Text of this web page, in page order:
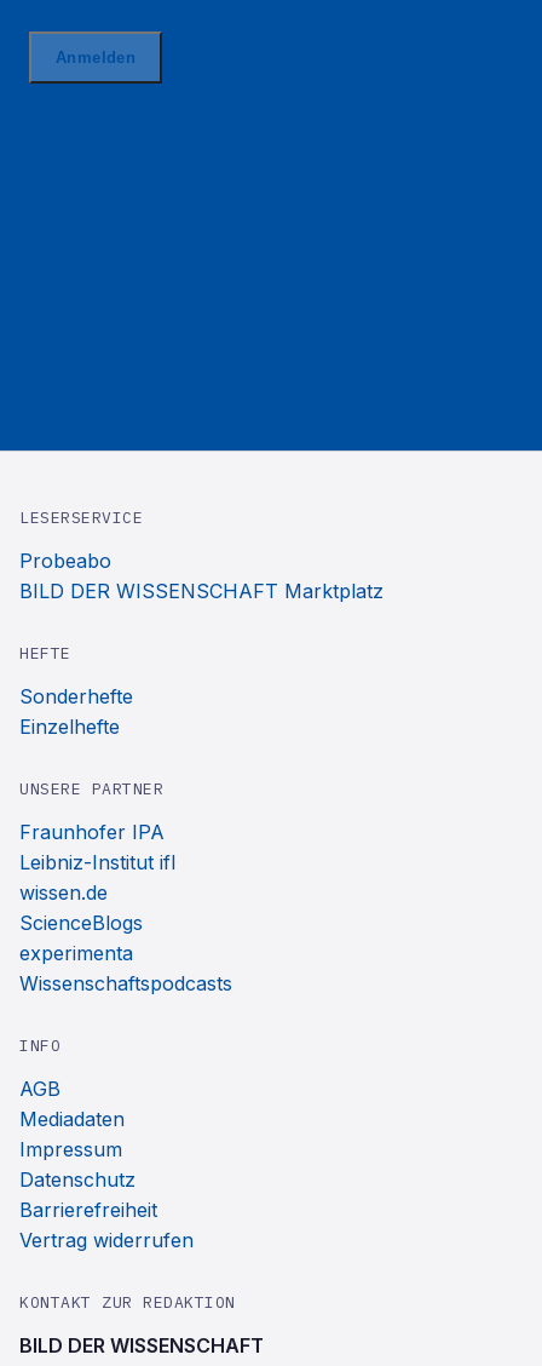
LESERSERVICE
Probeabo
BILD DER WISSENSCHAFT Marktplatz
HEFTE
Sonderhefte
Einzelhefte
UNSERE PARTNER
Fraunhofer IPA
Leibniz-Institut ifl
wissen.de
ScienceBlogs
experimenta
Wissenschaftspodcasts
INFO
AGB
Mediadaten
Impressum
Datenschutz
Barrierefreiheit
Vertrag widerrufen
KONTAKT ZUR REDAKTION
BILD DER WISSENSCHAFT